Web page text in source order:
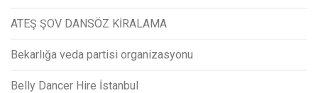
ATEŞ ŞOV DANSÖZ KİRALAMA
Bekarlığa veda partisi organizasyonu
Belly Dancer Hire İstanbul